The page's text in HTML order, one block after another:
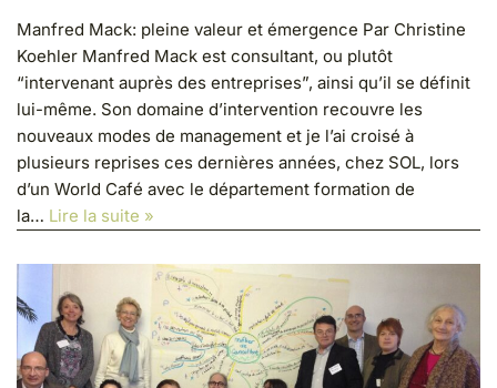
Manfred Mack: pleine valeur et émergence Par Christine
Koehler Manfred Mack est consultant, ou plutôt
“intervenant auprès des entreprises”, ainsi qu’il se définit
lui-même. Son domaine d’intervention recouvre les
nouveaux modes de management et je l’ai croisé à
plusieurs reprises ces dernières années, chez SOL, lors
d’un World Café avec le département formation de
la… Lire la suite »